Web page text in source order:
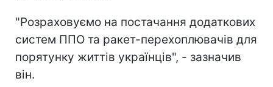
"Розраховуємо на постачання додаткових
систем ППО та ракет-перехоплювачів для
порятунку життів українців", - зазначив
він.